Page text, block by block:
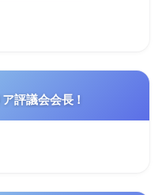
評議会会長！